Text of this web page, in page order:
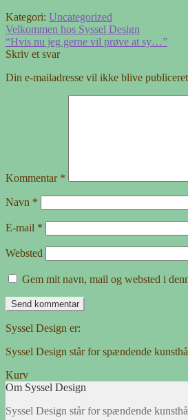
Kategori: Uncategorized
Indlægsnavigation
Forrige
indlæg:
Velkommen hos Syssel Design
Næste
indlæg:
“Hvis nu jeg gerne vil prøve at sy…”
Skriv et svar
Din e-mailadresse vil ikke blive
Kommentar *
Navn *
E-mail *
Websted
Gem mit navn, mail og websted i
Syssel Design er:
Syssel Design står for spændende
Kurv
Om Syssel Design
Syssel Design står for spændende